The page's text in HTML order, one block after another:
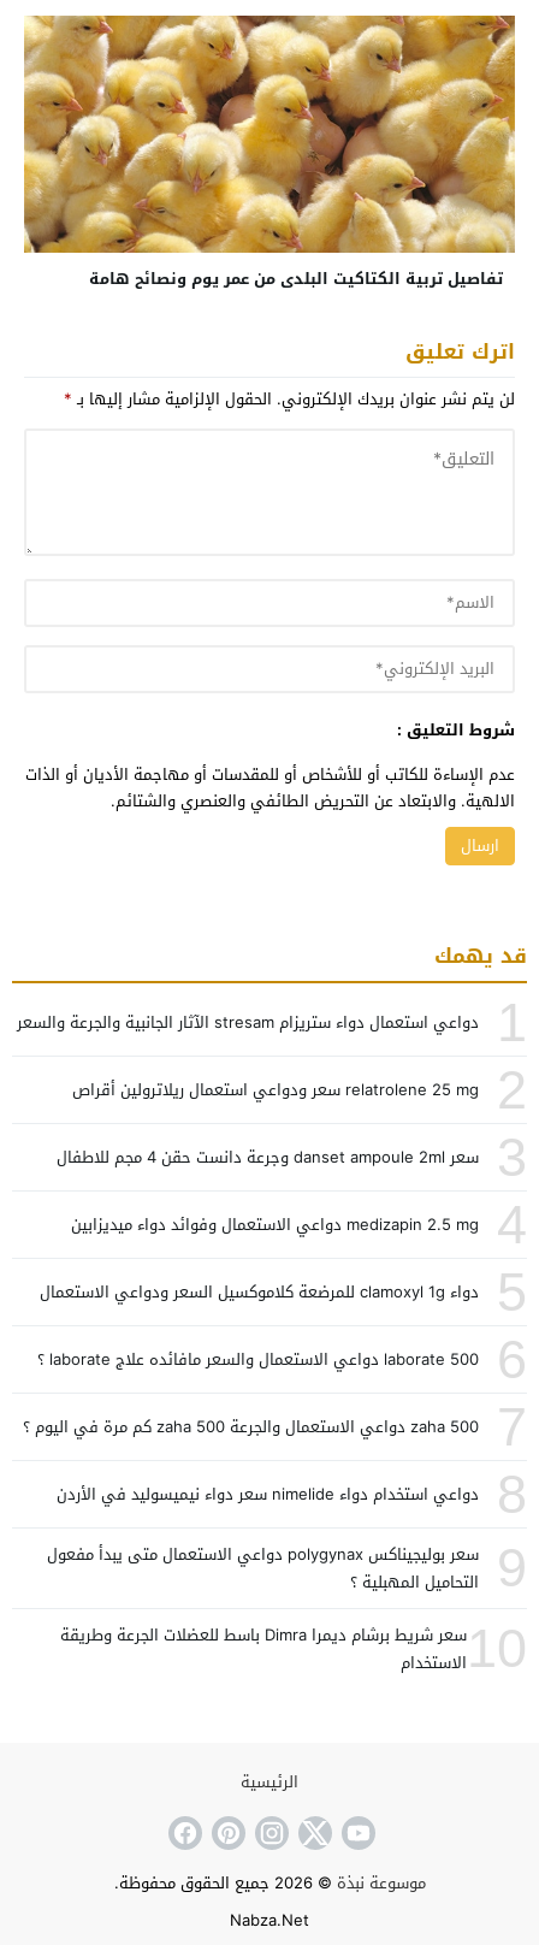
تفاصيل تربية الكتاكيت البلدى من عمر يوم ونصائح هامة
اترك تعليق
لن يتم نشر عنوان بريدك الإلكتروني. الحقول الإلزامية مشار إليها بـ*
شروط التعليق :
عدم الإساءة للكاتب أو للأشخاص أو للمقدسات أو مهاجمة الأديان أو الذات
الالهية. والابتعاد عن التحريض الطائفي والعنصري والشتائم.
قد يهمك
1 دواعي استعمال دواء ستريزام stresam الآثار الجانبية والجرعة والسعر
2 relatrolene 25 mg سعر ودواعي استعمال ريلاترولين أقراص
3 سعر danset ampoule 2ml وجرعة دانست حقن 4 مجم للاطفال
4 medizapin 2.5 mg دواعي الاستعمال وفوائد دواء ميديزابين
5 دواء clamoxyl 1g للمرضعة كلاموكسيل السعر ودواعي الاستعمال
6 laborate 500 دواعي الاستعمال والسعر مافائده علاج laborate ؟
7 zaha 500 دواعي الاستعمال والجرعة zaha 500 كم مرة في اليوم ؟
8 دواعي استخدام دواء nimelide سعر دواء نيميسوليد في الأردن
9
سعر بوليجيناكس polygynax دواعي الاستعمال متى يبدأ مفعول
التحاميل المهبلية ؟
10
سعر شريط برشام ديمرا Dimra باسط للعضلات الجرعة وطريقة
الاستخدام
الرئيسية
موسوعة نبذة © 2026 جميع الحقوق محفوظة.
Nabza.Net